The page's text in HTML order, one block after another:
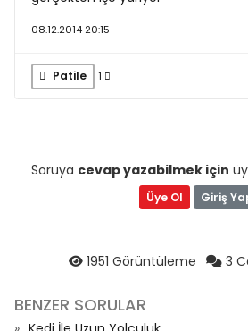
08.12.2014 20:15
Patile 1
Soruya cevap yazabilmek için
Üye Ol Giriş
1951 Görüntüleme 3
BENZER SORULAR